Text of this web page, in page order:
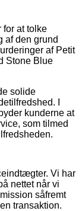
for at tolke
af den grund
af Petit
Stone Blue
solide
I
kunderne at
som tilmed
Vi har
nettet når vi
såfremt
transaktion.